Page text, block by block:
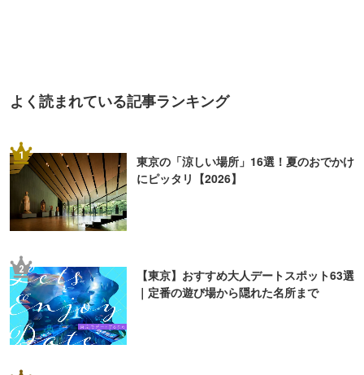
よく読まれている記事ランキング
1
東京の「涼しい場所」16選！夏のおでかけ
にピッタリ【2026】
2
【東京】おすすめ大人デートスポット63選
｜定番の遊び場から隠れた名所まで